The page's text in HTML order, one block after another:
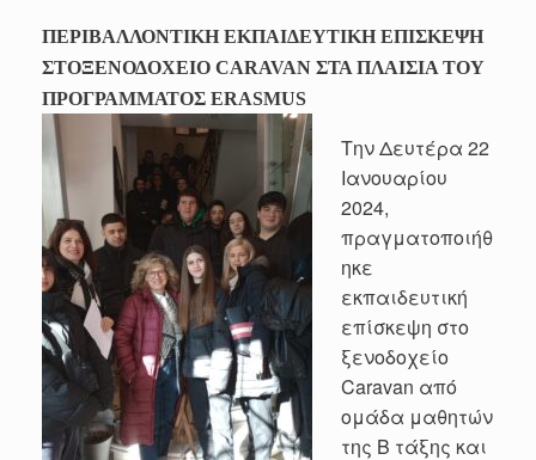
ΠΕΡΙΒΑΛΛΟΝΤΙΚΗ ΕΚΠΑΙΔΕΥΤΙΚΗ ΕΠΙΣΚΕΨΗ
ΣΤΟΞΕΝΟΔΟΧΕΙΟ CARAVAN ΣΤΑ ΠΛΑΙΣΙΑ ΤΟΥ
ΠΡΟΓΡΑΜΜΑΤΟΣ ERASMUS
Την Δευτέρα 22
Ιανουαρίου
2024,
πραγματοποιήθ
ηκε
εκπαιδευτική
επίσκεψη στο
ξενοδοχείο
Caravan από
ομάδα μαθητών
της Β τάξης και